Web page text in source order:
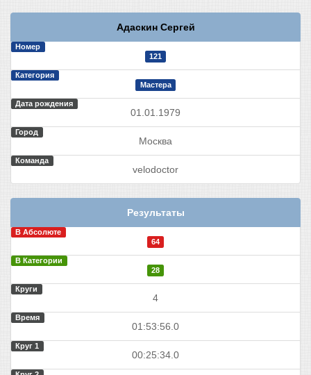
Адаскин Сергей
Номер
121
Категория
Мастера
Дата рождения
01.01.1979
Город
Москва
Команда
velodoctor
Результаты
В Абсолюте
64
В Категории
28
Круги
4
Время
01:53:56.0
Круг 1
00:25:34.0